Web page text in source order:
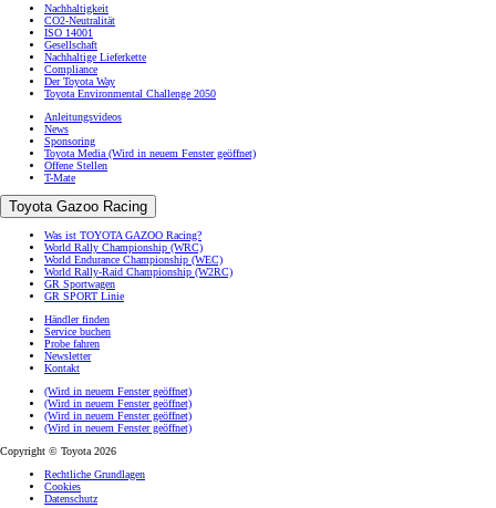
Nachhaltigkeit
CO2-Neutralität
ISO 14001
Gesellschaft
Nachhaltige Lieferkette
Compliance
Der Toyota Way
Toyota Environmental Challenge 2050
Anleitungsvideos
News
Sponsoring
Toyota Media (Wird in neuem Fenster geöffnet)
Offene Stellen
T-Mate
Toyota Gazoo Racing
Was ist TOYOTA GAZOO Racing?
World Rally Championship (WRC)
World Endurance Championship (WEC)
World Rally-Raid Championship (W2RC)
GR Sportwagen
GR SPORT Linie
Händler finden
Service buchen
Probe fahren
Newsletter
Kontakt
(Wird in neuem Fenster geöffnet)
(Wird in neuem Fenster geöffnet)
(Wird in neuem Fenster geöffnet)
(Wird in neuem Fenster geöffnet)
Copyright © Toyota 2026
Rechtliche Grundlagen
Cookies
Datenschutz